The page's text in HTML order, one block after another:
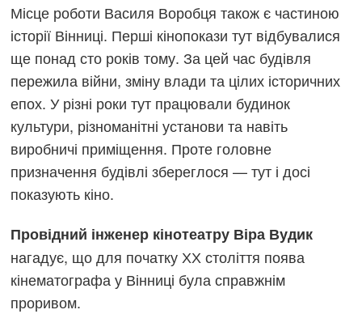
Місце роботи Василя Воробця також є частиною
історії Вінниці. Перші кінопокази тут відбувалися
ще понад сто років тому. За цей час будівля
пережила війни, зміну влади та цілих історичних
епох. У різні роки тут працювали будинок
культури, різноманітні установи та навіть
виробничі приміщення. Проте головне
призначення будівлі збереглося — тут і досі
показують кіно.
Провідний інженер кінотеатру Віра Вудик
нагадує, що для початку ХХ століття поява
кінематографа у Вінниці була справжнім
проривом.